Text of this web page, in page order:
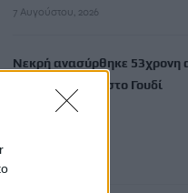
7 Αυγούστου, 2026
Νεκρή ανασύρθηκε 53χρονη
πολυκατοικίας στο Γουδί
7 Αυγούστου, 2026